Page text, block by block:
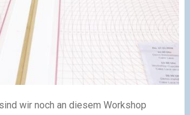
wir noch an diesem Workshop